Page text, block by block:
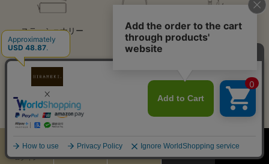
ステーショナリー バッグ
チャーム
キーホルダー
アクセサリー レザーケア用品
ログイン